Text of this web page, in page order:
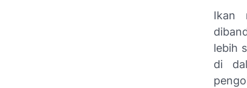
Ikan
lebih
di